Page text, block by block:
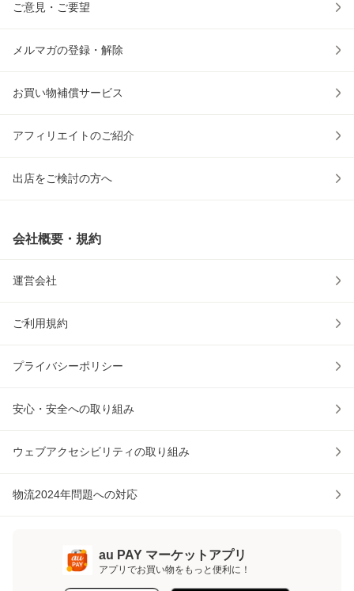
ご意見・ご要望
メルマガの登録・解除
お買い物補償サービス
アフィリエイトのご紹介
出店をご検討の方へ
会社概要・規約
運営会社
ご利用規約
プライバシーポリシー
安心・安全への取り組み
ウェブアクセシビリティの取り組み
物流2024年問題への対応
au PAY マーケットアプリ
アプリでお買い物をもっと便利に！